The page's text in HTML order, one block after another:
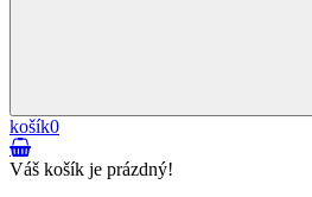
košík0
Váš košík je prázdný!